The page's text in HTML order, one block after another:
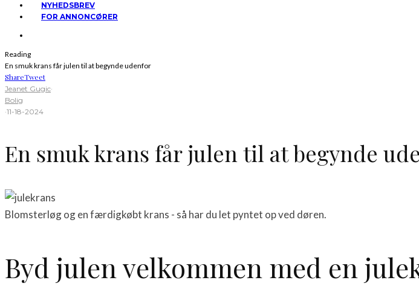
NYHEDSBREV
FOR ANNONCØRER
Reading
En smuk krans får julen til at begynde udenfor
ShareTweet
Jeanet Gugic·
Bolig
·11-18-2024
En smuk krans får julen til at begynde
Blomsterløg og en færdigkøbt krans - så har du let pyntet op ved døren.
Byd julen velkommen med en